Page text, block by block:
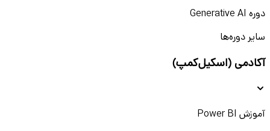
دوره Generative AI
سایر دوره‌ها
آکادمی (اسکیل‌کمپ)
آموزش Power BI